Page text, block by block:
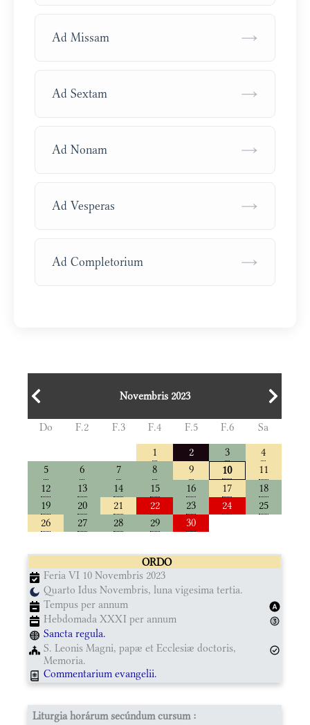
Ad Missam →
Ad Sextam →
Ad Nonam →
Ad Vesperas →
Ad Completorium →
Novembris 2023
Do F.2 F.3 F.4 F.5 F.6
Sa
1
2 3
4
5
6 7 8 9 10
11
12
13 14 15 16 17
18
19
20 21 22 23 24
25
26
27 28 29 30
ORDO
Feria VI 10 Novembris 2023
Quarto Idus Novembris, luna vigesima tertia.
Tempus per annum
Hebdomada XXXI per annum
Sancta regula.
S. Leonis Magni, papæ et Ecclesiæ doctoris,
Memoria.
Commentarium evangelii.
Liturgia horárum secúndum cursum :